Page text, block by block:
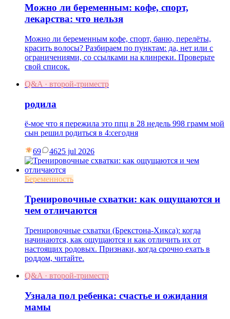
Можно ли беременным: кофе, спорт,
лекарства: что нельзя
Можно ли беременным кофе, спорт, баню, перелёты,
красить волосы? Разбираем по пунктам: да, нет или с
ограничениями, со ссылками на клинреки. Проверьте
свой список.
Q&A · второй-триместр
родила
ё-мое что я пережила это ппц в 28 недель 998 грамм мой
сын решил родиться в 4:сегодня
69 4625 jul 2026
Беременность
Тренировочные схватки: как ощущаются и
чем отличаются
Тренировочные схватки (Брекстона-Хикса): когда
начинаются, как ощущаются и как отличить их от
настоящих родовых. Признаки, когда срочно ехать в
роддом, читайте.
Q&A · второй-триместр
Узнала пол ребенка: счастье и ожидания
мамы